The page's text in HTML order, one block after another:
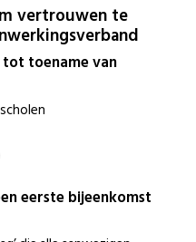
vertrouwen te
toename van
eerste bijeenkomst